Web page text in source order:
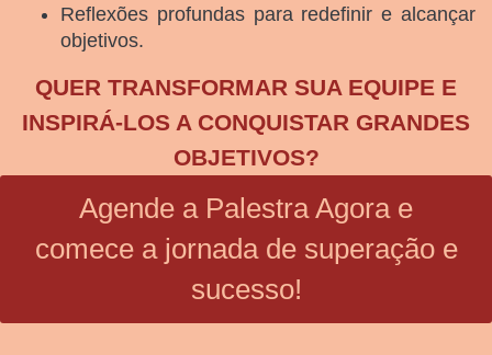
Reflexões profundas para redefinir e alcançar
objetivos.
QUER TRANSFORMAR SUA EQUIPE E
INSPIRÁ-LOS A CONQUISTAR GRANDES
OBJETIVOS?
Agende a Palestra Agora e
comece a jornada de superação e
sucesso!